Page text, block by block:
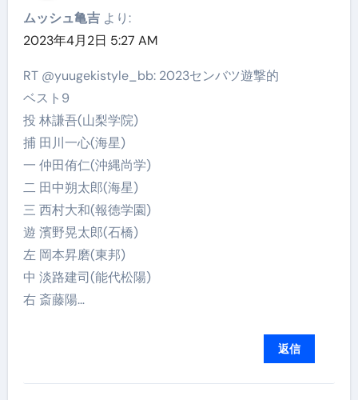
ムッシュ亀吉 より:
2023年4月2日 5:27 AM
RT @yuugekistyle_bb: 2023センバツ遊撃的
ベスト9
投 林謙吾(山梨学院)
捕 田川一心(海星)
一 仲田侑仁(沖縄尚学)
二 田中朔太郎(海星)
三 西村大和(報徳学園)
遊 濱野晃太郎(石橋)
左 岡本昇磨(東邦)
中 淡路建司(能代松陽)
右 斎藤陽…
返信